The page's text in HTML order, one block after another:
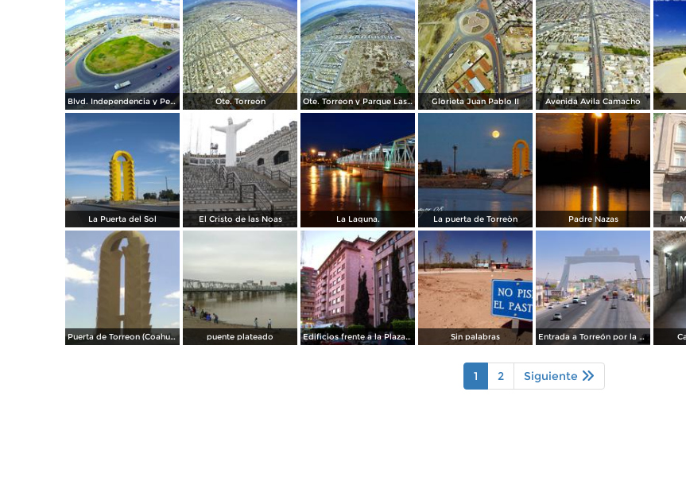
Blvd. Independencia y Periferico Ote. Torreon Ote. Torreon y Parque Las Etnias Glorieta Juan Pablo II Avenida Avila Camacho
La Puerta del Sol El Cristo de las Noas La Laguna. La puerta de Torreòn Padre Nazas
Puerta de Torreon (Coahuila) puente plateado Edificios frente a la Plaza de Armas Sin palabras Entrada a Torreón por la carretera a Saltillo
1 2 Siguiente